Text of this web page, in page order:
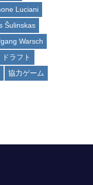
Luciani
Šulinskas
Warsch
ドラフト
協力ゲーム